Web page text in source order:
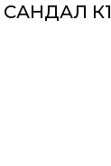
САНДАЛ К1